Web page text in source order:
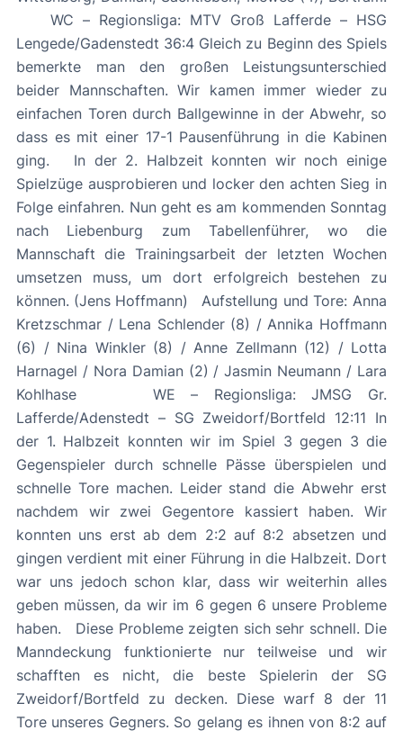
Lengede/Gadenstedt 36:4 Gleich zu Beginn des Spiels
bemerkte man den großen Leistungsunterschied
beider Mannschaften. Wir kamen immer wieder zu
einfachen Toren durch Ballgewinne in der Abwehr, so
dass es mit einer 17-1 Pausenführung in die Kabinen
ging. In der 2. Halbzeit konnten wir noch einige
Spielzüge ausprobieren und locker den achten Sieg in
Folge einfahren. Nun geht es am kommenden Sonntag
nach Liebenburg zum Tabellenführer, wo die
Mannschaft die Trainingsarbeit der letzten Wochen
umsetzen muss, um dort erfolgreich bestehen zu
können. (Jens Hoffmann) Aufstellung und Tore: Anna
Kretzschmar / Lena Schlender (8) / Annika Hoffmann
(6) / Nina Winkler (8) / Anne Zellmann (12) / Lotta
Harnagel / Nora Damian (2) / Jasmin Neumann / Lara
Kohlhase WE – Regionsliga: JMSG Gr.
Lafferde/Adenstedt – SG Zweidorf/Bortfeld 12:11 In
der 1. Halbzeit konnten wir im Spiel 3 gegen 3 die
Gegenspieler durch schnelle Pässe überspielen und
schnelle Tore machen. Leider stand die Abwehr erst
nachdem wir zwei Gegentore kassiert haben. Wir
konnten uns erst ab dem 2:2 auf 8:2 absetzen und
gingen verdient mit einer Führung in die Halbzeit. Dort
war uns jedoch schon klar, dass wir weiterhin alles
geben müssen, da wir im 6 gegen 6 unsere Probleme
haben. Diese Probleme zeigten sich sehr schnell. Die
Manndeckung funktionierte nur teilweise und wir
schafften es nicht, die beste Spielerin der SG
Zweidorf/Bortfeld zu decken. Diese warf 8 der 11
Tore unseres Gegners. So gelang es ihnen von 8:2 auf